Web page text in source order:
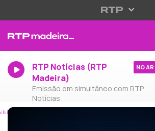
RTP Notícias (RTP
Madeira)
Emissão em simultâneo com RTP
Notícias
NO AR